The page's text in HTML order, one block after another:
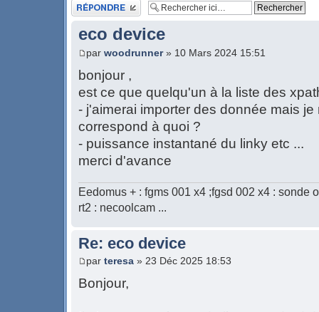
Publier une réponse
eco device
par woodrunner» 10 Mars 2024 15:51
bonjour ,
est ce que quelqu'un à la liste des
- j'aimerai importer des donnée mais
correspond à quoi ?
- puissance instantané du linky etc ...
merci d'avance
Eedomus + : fgms 001 x4 ;fgsd 002 x4 : sonde
rt2 : necoolcam ...
Re: eco device
par teresa » 23 Déc 2025 18:53
Bonjour,